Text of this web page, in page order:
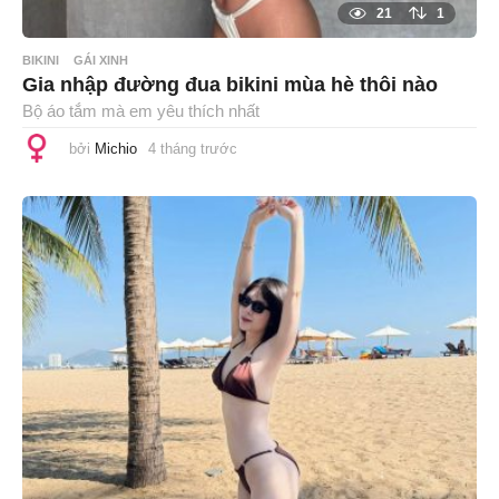
21 1
BIKINI GÁI XINH
Gia nhập đường đua bikini mùa hè thôi nào
Bộ áo tắm mà em yêu thích nhất
bởi Michio 4 tháng trước
á
t
r
ớ
c